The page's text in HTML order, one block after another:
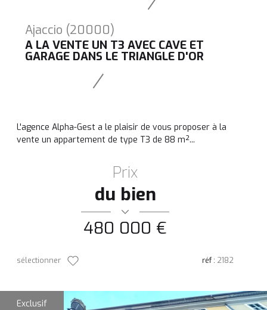
Ajaccio (20000)
A LA VENTE UN T3 AVEC CAVE ET
GARAGE DANS LE TRIANGLE D'OR
L'agence Alpha-Gest a le plaisir de vous proposer à la
vente un appartement de type T3 de 88 m²...
Prix
du bien
480 000 €
sélectionner réf : 2182
Exclusif